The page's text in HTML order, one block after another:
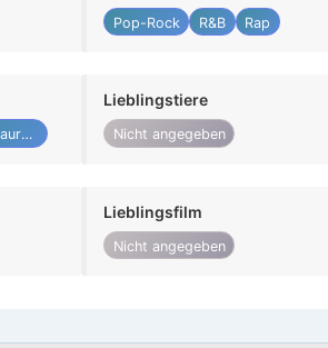
Pop-Rock R&B Rap
Restaurant
Lieblingstiere
Nicht angegeben
Lieblingsfilm
Nicht angegeben